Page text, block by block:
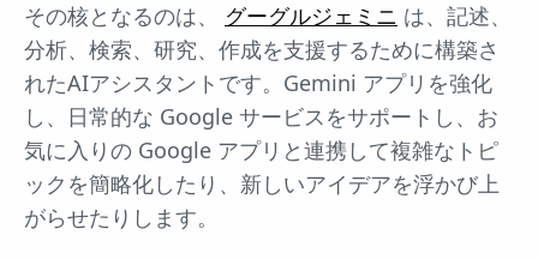
その核となるのは、 グーグルジェミニ は、記述、
分析、検索、研究、作成を支援するために構築さ
れたAIアシスタントです。Gemini アプリを強化
し、日常的な Google サービスをサポートし、お
気に入りの Google アプリと連携して複雑なトピ
ックを簡略化したり、新しいアイデアを浮かび上
がらせたりします。